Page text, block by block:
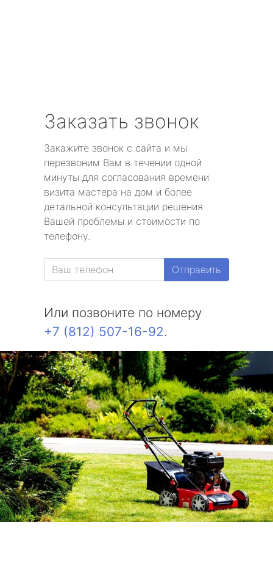
Заказать звонок
Закажите звонок с сайта и мы
перезвоним Вам в течении одной
минуты для согласования времени
визита мастера на дом и более
детальной консультации решения
Вашей проблемы и стоимости по
телефону.
Отправить
Или позвоните по номеру
+7 (812) 507-16-92.